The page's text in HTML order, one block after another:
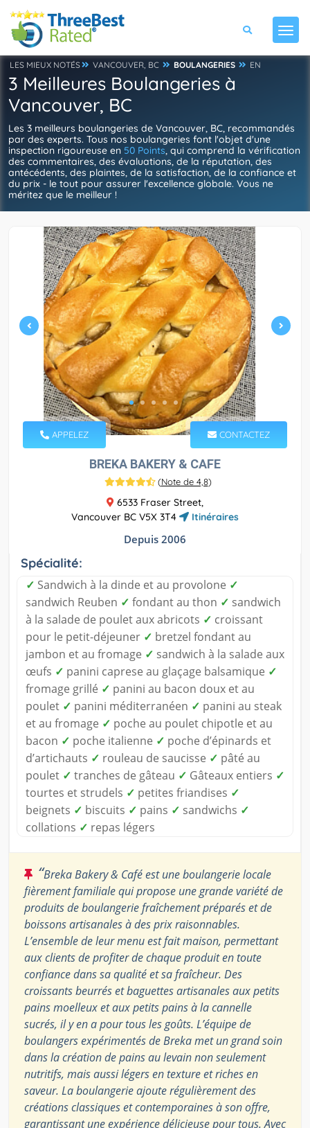
LES MIEUX NOTÉS VANCOUVER, BC BOULANGERIES EN
3 Meilleures Boulangeries à
Vancouver, BC
Les 3 meilleurs boulangeries de Vancouver, BC, recommandés
par des experts. Tous nos boulangeries font l'objet d'une
inspection rigoureuse en 50 Points, qui comprend la vérification
des commentaires, des évaluations, de la réputation, des
antécédents, des plaintes, de la satisfaction, de la confiance et
du prix - le tout pour assurer l'excellence globale. Vous ne
méritez que le meilleur !
APPELEZ CONTACTEZ
BREKA BAKERY & CAFE
(Note de 4,8)
6533 Fraser Street,
Vancouver BC V5X 3T4
Itinéraires
Depuis 2006
Spécialité:
✓ Sandwich à la dinde et au provolone ✓
sandwich Reuben ✓ fondant au thon ✓ sandwich
à la salade de poulet aux abricots ✓ croissant
pour le petit-déjeuner ✓ bretzel fondant au
jambon et au fromage ✓ sandwich à la salade aux
œufs ✓ panini caprese au glaçage balsamique ✓
fromage grillé ✓ panini au bacon doux et au
poulet ✓ panini méditerranéen ✓ panini au steak
et au fromage ✓ poche au poulet chipotle et au
bacon ✓ poche italienne ✓ poche d’épinards et
d’artichauts ✓ rouleau de saucisse ✓ pâté au
poulet ✓ tranches de gâteau ✓ Gâteaux entiers ✓
tourtes et strudels ✓ petites friandises ✓
beignets ✓ biscuits ✓ pains ✓ sandwichs ✓
collations ✓ repas légers
“Breka Bakery & Café est une boulangerie locale
fièrement familiale qui propose une grande variété de
produits de boulangerie fraîchement préparés et de
boissons artisanales à des prix raisonnables.
L’ensemble de leur menu est fait maison, permettant
aux clients de profiter de chaque produit en toute
confiance dans sa qualité et sa fraîcheur. Des
croissants beurrés et baguettes artisanales aux petits
pains moelleux et aux petits pains à la cannelle
sucrés, il y en a pour tous les goûts. L’équipe de
boulangers expérimentés de Breka met un grand soin
dans la création de pains au levain non seulement
nutritifs, mais aussi légers en texture et riches en
saveur. La boulangerie ajoute régulièrement des
créations classiques et contemporaines à son offre,
garantissant une expérience délicieuse pour tous. Avec